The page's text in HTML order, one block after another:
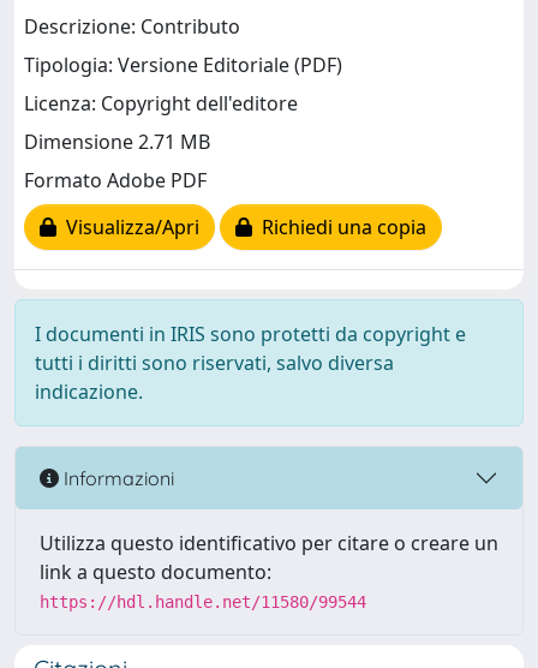
Descrizione: Contributo
Tipologia: Versione Editoriale (PDF)
Licenza: Copyright dell'editore
Dimensione 2.71 MB
Formato Adobe PDF
Visualizza/Apri
Richiedi una copia
I documenti in IRIS sono protetti da copyright e
tutti i diritti sono riservati, salvo diversa
indicazione.
Informazioni
Utilizza questo identificativo per citare o creare un
link a questo documento:
https://hdl.handle.net/11580/99544